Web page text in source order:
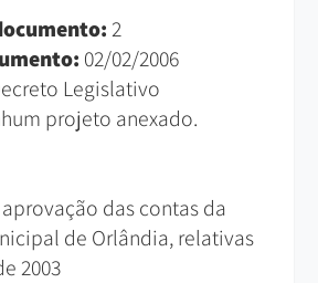
2
02/02/2006
Legislativo
projeto anexado.
das contas da
de Orlândia, relativas
2003